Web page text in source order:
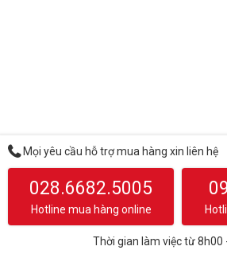
Mọi yêu cầu hỗ trợ mua hàng xin liên hệ
028.6682.5005
Hotline mua hàng online
Thời gian làm việc từ 8h00